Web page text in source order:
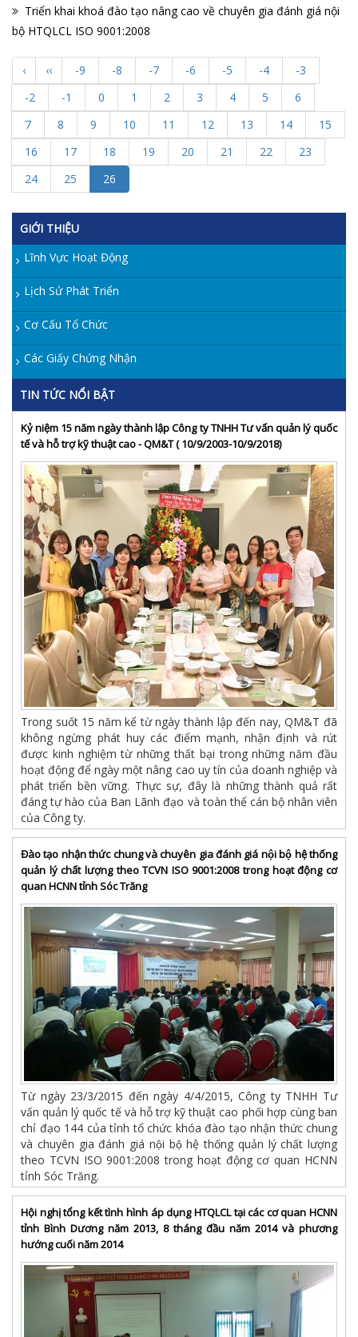
Triển khai khoá đào tạo nâng cao về chuyên gia đánh giá nội
bộ HTQLCL ISO 9001:2008
‹ ‹‹ -9 -8 -7 -6 -5 -4
-3
-2
-1 0 1 2 3 4 5
6
7
8 9 10 11 12 13 14
15
16
17 18 19 20 21 22
23
24
25 26
GIỚI THIỆU
Lĩnh Vực Hoạt Động
Lịch Sử Phát Triển
Cơ Cấu Tổ Chức
Các Giấy Chứng Nhận
TIN TỨC NỔI BẬT
Kỷ niệm 15 năm ngày thành lập Công ty TNHH Tư vấn quản lý quốc
tế và hỗ trợ kỹ thuật cao - QM&T ( 10/9/2003-10/9/2018)
Trong suốt 15 năm kể từ ngày thành lập đến nay, QM&T đã
không ngừng phát huy các điểm mạnh, nhận định và rút
được kinh nghiệm từ những thất bại trong những năm đầu
hoạt động để ngày một nâng cao uy tín của doanh nghiệp và
phát triển bền vững. Thực sự, đây là những thành quả rất
đáng tự hào của Ban Lãnh đạo và toàn thể cán bộ nhân viên
của Công ty.
Đào tạo nhận thức chung và chuyên gia đánh giá nội bộ hệ thống
quản lý chất lượng theo TCVN ISO 9001:2008 trong hoạt động cơ
quan HCNN tỉnh Sóc Trăng
Từ ngày 23/3/2015 đến ngày 4/4/2015, Công ty TNHH Tư
vấn quản lý quốc tế và hỗ trợ kỹ thuật cao phối hợp cùng ban
chỉ đạo 144 của tỉnh tổ chức khóa đào tạo nhận thức chung
và chuyên gia đánh giá nội bộ hệ thống quản lý chất lượng
theo TCVN ISO 9001:2008 trong hoạt động cơ quan HCNN
tỉnh Sóc Trăng.
Hội nghị tổng kết tình hình áp dụng HTQLCL tại các cơ quan HCNN
tỉnh Bình Dương năm 2013, 8 tháng đầu năm 2014 và phương
hướng cuối năm 2014